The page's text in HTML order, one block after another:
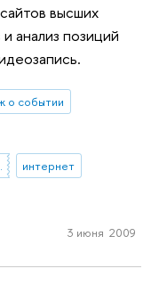
высших
анализ позиций
о событии
интернет
3 июня 2009